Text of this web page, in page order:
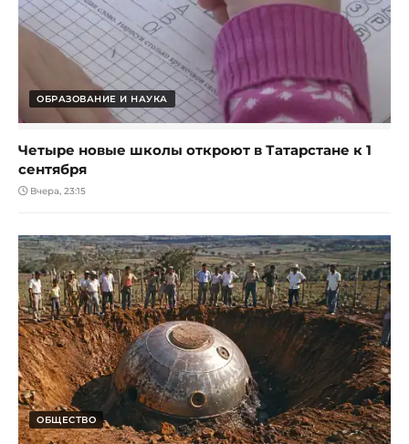
ОБРАЗОВАНИЕ И НАУКА
Четыре новые школы откроют в Татарстане к 1
сентября
Вчера, 23:15
ОБЩЕСТВО